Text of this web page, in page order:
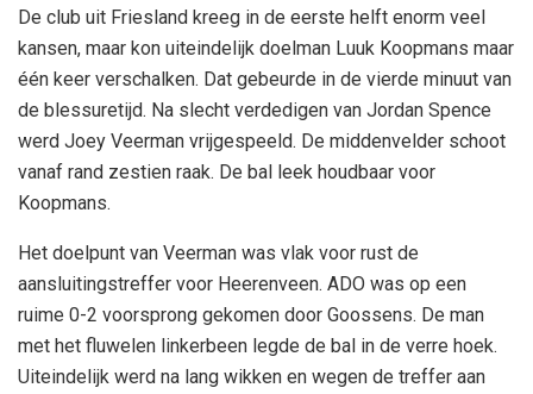
De club uit Friesland kreeg in de eerste helft enorm veel
kansen, maar kon uiteindelijk doelman Luuk Koopmans maar
één keer verschalken. Dat gebeurde in de vierde minuut van
de blessuretijd. Na slecht verdedigen van Jordan Spence
werd Joey Veerman vrijgespeeld. De middenvelder schoot
vanaf rand zestien raak. De bal leek houdbaar voor
Koopmans.
Het doelpunt van Veerman was vlak voor rust de
aansluitingstreffer voor Heerenveen. ADO was op een
ruime 0-2 voorsprong gekomen door Goossens. De man
met het fluwelen linkerbeen legde de bal in de verre hoek.
Uiteindelijk werd na lang wikken en wegen de treffer aan